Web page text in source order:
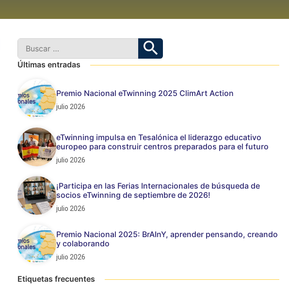
Últimas entradas
Premio Nacional eTwinning 2025 ClimArt Action
julio 2026
eTwinning impulsa en Tesalónica el liderazgo educativo
europeo para construir centros preparados para el futuro
julio 2026
¡Participa en las Ferias Internacionales de búsqueda de
socios eTwinning de septiembre de 2026!
julio 2026
Premio Nacional 2025: BrAInY, aprender pensando, creando
y colaborando
julio 2026
Etiquetas frecuentes